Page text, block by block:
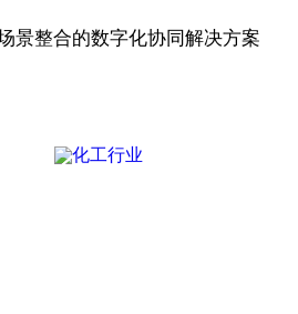
景整合的数字化协同解决方案